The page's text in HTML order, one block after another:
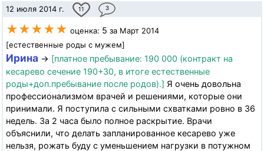
12 июля 2014 г. 11 3
★★★★★ оценка: 5 за Март 2014
[естественные роды с мужем]
Ирина → [платное пребывание: 190 000 (контракт на
кесарево сечение 190+30, в итоге естественные
роды+доп.пребывание после родов).] Я очень довольна
профессионализмом врачей и решениями, которые они
принимали. Я поступила с сильными схватками ровно в 36
недель. За 2 часа было полное раскрытие. Врачи
объяснили, что делать запланированное кесарево уже
нельзя, рожать буду с уменьшением нагрузки в потужном